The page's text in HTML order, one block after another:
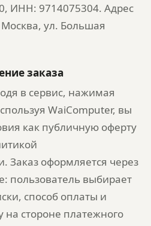
ИНН: 9714075304. Адрес
ул. Большая
заказа
в сервис, нажимая
WaiComputer, вы
как публичную оферту
Заказ оформляется через
пользователь выбирает
способ оплаты и
на стороне платежного